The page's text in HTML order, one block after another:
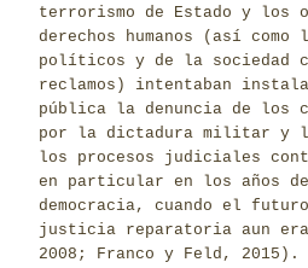
terrorismo de Estado y los
derechos humanos (así como
políticos y de la sociedad
reclamos) intentaban
pública la denuncia de los
por la dictadura militar y
los procesos judiciales
en particular en los años
democracia, cuando el
justicia reparatoria aun
2008; Franco y Feld, 2015).